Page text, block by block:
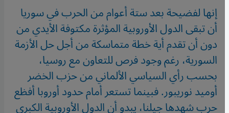
إنها لفضيحة بعد ستة أعوام من الحرب في سوريا
أن تبقى الدول الأوروبية المؤثرة مكتوفة الأيدي من
دون أن تقدم أية خطة متماسكة من أجل حل الأزمة
السورية، رغم وجود فرص للتعاون مع روسيا،
بحسب رأي السياسي الألماني من حزب الخضر
أوميد نوريبور. فبينما تستعر أمام حدود أوروبا أفظع
حرب شهدها جيلنا، يبدو أن الدول الأوروبية الكبرى